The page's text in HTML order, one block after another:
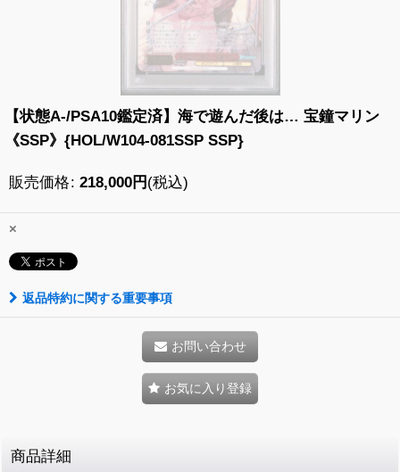
【状態A-/PSA10鑑定済】海で遊んだ後は… 宝鐘マリン
《SSP》{HOL/W104-081SSP SSP}
販売価格: 218,000円 (税込)
×
返品特約に関する重要事項
お問い合わせ
お気に入り登録
商品詳細